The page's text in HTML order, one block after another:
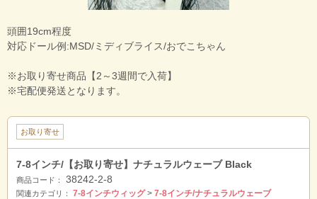
頭囲19cm程度
対応ドール例:MSD/ミディブライス/おでこちゃん
※お取り寄せ商品【2～3週間で入荷】
※宅配便発送となります。
お取り寄せ
7-8インチ/【お取り寄せ】ナチュラルウェーブ Black
商品コード： 38242-2-8
関連カテゴリ： 7-8インチウィッグ> 7-8インチ/ナチュラルウェーブ